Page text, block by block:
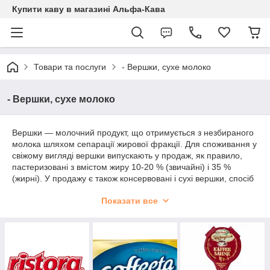
Купити каву в магазині Альфа-Кава
Товари та послуги - Вершки, сухе молоко
- Вершки, сухе молоко
Вершки — молочний продукт, що отримується з незбираного
молока шляхом сепарації жирової фракції. Для споживання у
свіжому вигляді вершки випускають у продаж, як правило,
пастеризовані з вмістом жиру 10-20 % (звичайні) і 35 %
(жирні). У продажу є також консервовані і сухі вершки, спосіб
жиру вершки є дуже поживним продуктом. Вони містять також
E, B1, B2, C, PP та ін). Вершки широко застосовуються в
Їх використовують для виготовлення сметани та вершкового
масла, а також приготування різноманітних кулінарних
Показати все